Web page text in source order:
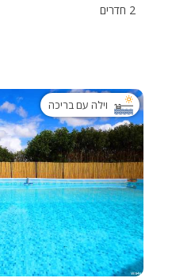
2 חדרים
וילה עם בריכה